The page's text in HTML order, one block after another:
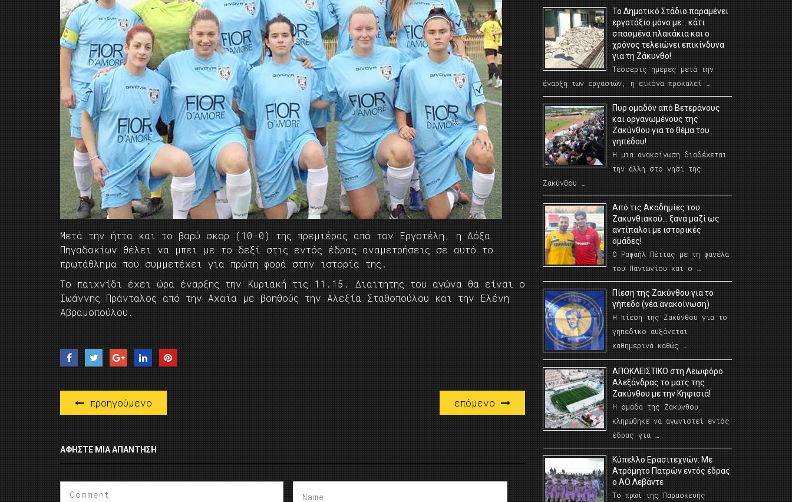
Μετά την ήττα και το βαρύ σκορ (10-0) της πρεμιέρας από τον Εργοτέλη, η Δόξα
Πηγαδακίων θέλει να μπει με το δεξί στις εντός έδρας αναμετρήσεις σε αυτό το
πρωτάθλημα που συμμετέχει για πρώτη φορά στην ιστορία της.
Το παιχνίδι έχει ώρα έναρξης την Κυριακή τις 11.15. Διαιτητης του αγώνα θα είναι ο
Ιωάννης Πράνταλος από την Αχαϊα με βοηθούς την Αλεξία Σταθοπούλου και την Ελένη
Αβραμοπούλου.
προηγούμενο επόμενο
ΑΦΉΣΤΕ ΜΙΑ ΑΠΆΝΤΗΣΗ
Το Δημοτικό Στάδιο παραμένει
εργοτάξιο μόνο με… κάτι
σπασμένα πλακάκια και ο
χρόνος τελειώνει επικίνδυνα
για τη Ζάκυνθο!
Τέσσερις ημέρες μετά την
έναρξη των εργασιών, η εικόνα προκαλεί …
Πυρ ομαδόν από Βετεράνους
και οργανωμένους της
Ζακύνθου για το θέμα του
γηπέδου!
Η μια ανακοίνωση διαδέχεται
την άλλη στο νησί της
Ζακύνθου …
Από τις Ακαδημίες του
Ζακυνθιακού… ξανά μαζί ως
αντίπαλοι με ιστορικές
ομάδες!
Ο Ραφαήλ Πέττας με τη φανέλα
του Πανιωνίου και ο …
Πίεση της Ζακύνθου για το
γήπεδο (νέα ανακοίνωση)
Η πίεση της Ζακύνθου για το
γηπεδικο αυξάνεται
καθημερινά καθώς …
AΠΟΚΛΕΙΣΤΙΚΟ στη Λεωφόρο
Αλεξάνδρας το ματς της
Ζακύνθου με την Κηφισιά!
Η ομάδα της Ζακύνθου
κληρώθηκε να αγωνιστεί εντός
έδρας για …
Κύπελλο Ερασιτεχνών: Με
Ατρόμητο Πατρών εντός έδρας
ο ΑΟ Λεβάντε
Το πρωί της Παρασκευής